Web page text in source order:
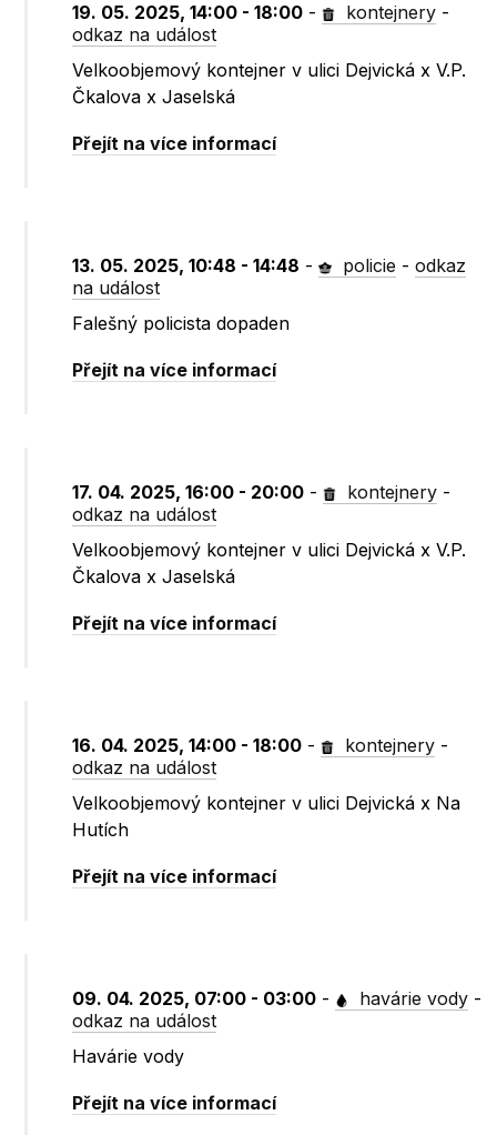
19. 05. 2025, 14:00 - 18:00 - kontejnery -
odkaz na událost
Velkoobjemový kontejner v ulici Dejvická x V.P.
Čkalova x Jaselská
Přejít na více informací
13. 05. 2025, 10:48 - 14:48 - policie -odkaz
na událost
Falešný policista dopaden
Přejít na více informací
17. 04. 2025, 16:00 - 20:00 - kontejnery -
odkaz na událost
Velkoobjemový kontejner v ulici Dejvická x V.P.
Čkalova x Jaselská
Přejít na více informací
16. 04. 2025, 14:00 - 18:00 - kontejnery -
odkaz na událost
Velkoobjemový kontejner v ulici Dejvická x Na
Hutích
Přejít na více informací
09. 04. 2025, 07:00 - 03:00 - havárie vody -
odkaz na událost
Havárie vody
Přejít na více informací